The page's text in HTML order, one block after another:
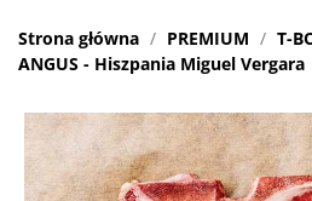
Strona główna PREMIUM
T-
ANGUS - Hiszpania Miguel Vergara